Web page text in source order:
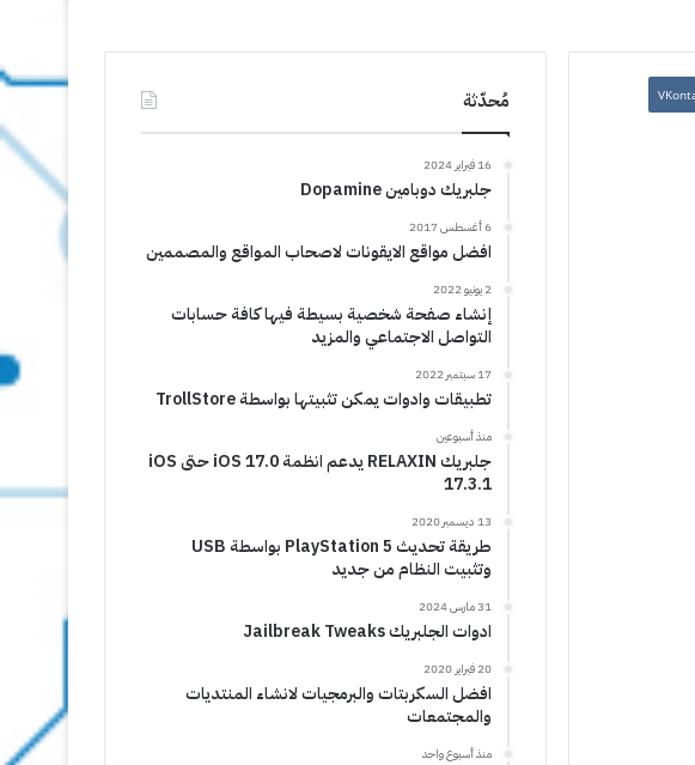
مُحدّثة
16 فبراير 2024
جلبريك دوبامين Dopamine
6 أغسطس 2017
افضل مواقع الايقونات لاصحاب المواقع والمصممين
2 يونيو 2022
إنشاء صفحة شخصية بسيطة فيها كافة حسابات
التواصل الاجتماعي والمزيد
17 سبتمبر 2022
تطبيقات وادوات يمكن تثبيتها بواسطة TrollStore
منذ أسبوعين
جلبريك RELAXIN يدعم انظمة iOS 17.0 حتى iOS
17.3.1
13 ديسمبر 2020
طريقة تحديث PlayStation 5 بواسطة USB
وتثبيت النظام من جديد
31 مارس 2024
ادوات الجلبريك Jailbreak Tweaks
20 فبراير 2020
افضل السكربتات والبرمجيات لانشاء المنتديات
والمجتمعات
منذ أسبوع واحد